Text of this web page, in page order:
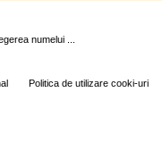
numelui ...
Politica de utilizare cooki-uri